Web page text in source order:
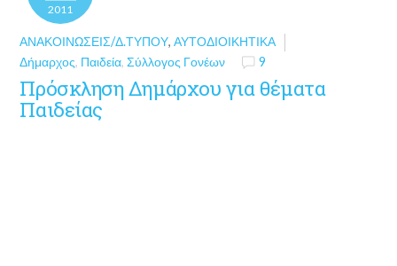
2011
ΑΝΑΚΟΙΝΏΣΕΙΣ/Δ.ΤΎΠΟΥ,ΑΥΤΟΔΙΟΙΚΗΤΙΚΆ
Δήμαρχος, Παιδεία,Σύλλογος Γονέων 9
Πρόσκληση Δημάρχου για θέματα
Παιδείας